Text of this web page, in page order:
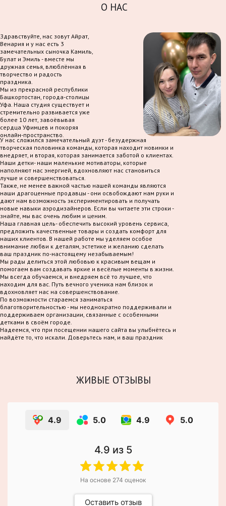
О НАС
Здравствуйте, нас зовут Айрат,
Венария и у нас есть 3
замечательных сыночка Камиль,
Булат и Эмиль - вместе мы
дружная семья, влюблённая в
творчество и радость
праздника.
Мы из прекрасной республики
Башкортостан, города-столицы
Уфа. Наша студия существует и
стремительно развивается уже
более 10 лет, завоёвывая
сердца Уфимцев и покоряя
онлайн-пространство.
У нас сложился замечательный дуэт - безудержная
творческая половинка команды, которая находит новинки и
внедряет, и вторая, которая занимается заботой о клиентах.
Наши детки- наши маленькие мотиваторы, которые
наполняют нас энергией, вдохновляют нас становиться
лучше и совершенствоваться.
Также, не менее важной частью нашей команды являются
наши драгоценные продавцы - они освобождают нам руки и
дают нам возможность экспериментировать и получать
новые навыки аэродизайнеров. Если вы читаете эти строки -
знайте, мы вас очень любим и ценим.
Наша главная цель- обеспечить высокий уровень сервиса,
предложить качественные товары и создать комфорт для
наших клиентов. В нашей работе мы уделяем особое
внимание любви к деталям, эстетике и желанию сделать
ваш праздник по-настоящему незабываемым!
Мы рады делиться этой любовью к красивым вещам и
помогаем вам создавать яркие и весёлые моменты в жизни.
Мы всегда обучаемся, и внедряем всё то лучшее, что
находим для вас. Путь вечного ученика нам близок и
вдохновляет нас на совершенствование.
По возможности стараемся заниматься
благотворительностью - мы неоднократно поддерживали и
поддерживаем организации, связанные с особенными
детками в своём городе.
Надеемся, что при посещении нашего сайта вы улыбнётесь и
найдёте то, что искали. Доверьтесь нам, и ваш праздник
ЖИВЫЕ ОТЗЫВЫ
4.9 5.0 4.9 5.0
4.9 из 5
На основе 274 оценок
Оставить отзыв